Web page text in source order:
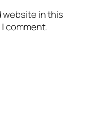
website in this
comment.